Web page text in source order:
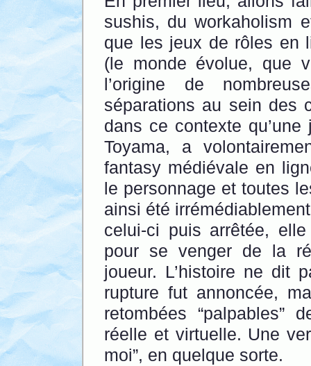
sushis, du workaholism
que les jeux de rôles en
(le monde évolue, que
l’origine de
séparations au sein des
dans ce contexte
Toyama, a
fantasy médiévale en
le personnage et toutes
ainsi été
celui-ci puis arrêtée,
pour se venger de la
joueur. L’histoire ne dit
rupture fut annoncée,
retombées “palpables”
réelle et virtuelle. Une
moi”, en quelque sorte.